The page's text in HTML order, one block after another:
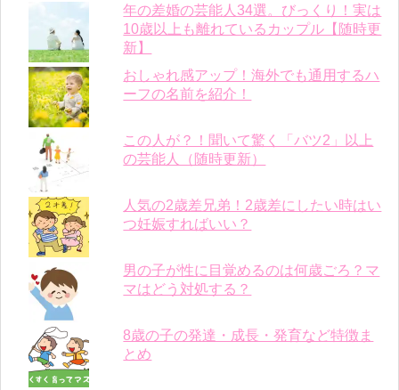
年の差婚の芸能人34選。びっくり！実は
10歳以上も離れているカップル【随時更
新】
おしゃれ感アップ！海外でも通用するハ
ーフの名前を紹介！
この人が？！聞いて驚く「バツ2」以上
の芸能人（随時更新）
人気の2歳差兄弟！2歳差にしたい時はい
つ妊娠すればいい？
男の子が性に目覚めるのは何歳ごろ？マ
マはどう対処する？
8歳の子の発達・成長・発育など特徴ま
とめ